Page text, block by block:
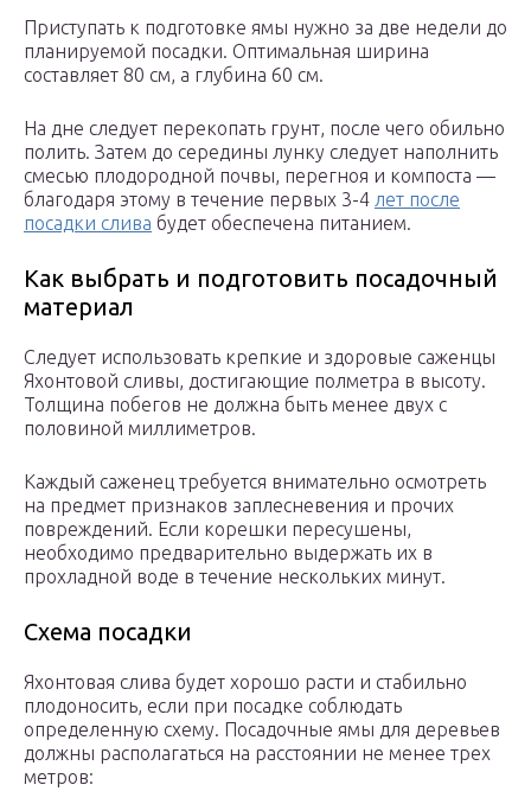
Приступать к подготовке ямы нужно за две недели до
планируемой посадки. Оптимальная ширина
составляет 80 см, а глубина 60 см.
На дне следует перекопать грунт, после чего обильно
полить. Затем до середины лунку следует наполнить
смесью плодородной почвы, перегноя и компоста —
благодаря этому в течение первых 3-4 лет после
посадки слива будет обеспечена питанием.
Как выбрать и подготовить посадочный
материал
Следует использовать крепкие и здоровые саженцы
Яхонтовой сливы, достигающие полметра в высоту.
Толщина побегов не должна быть менее двух с
половиной миллиметров.
Каждый саженец требуется внимательно осмотреть
на предмет признаков заплесневения и прочих
повреждений. Если корешки пересушены,
необходимо предварительно выдержать их в
прохладной воде в течение нескольких минут.
Схема посадки
Яхонтовая слива будет хорошо расти и стабильно
плодоносить, если при посадке соблюдать
определенную схему. Посадочные ямы для деревьев
должны располагаться на расстоянии не менее трех
метров: